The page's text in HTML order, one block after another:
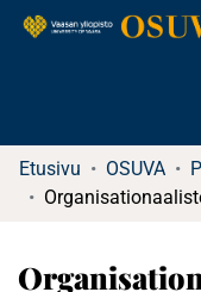
Etusivu OSUVA